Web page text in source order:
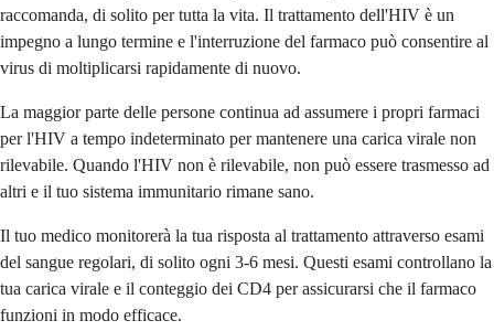
raccomanda, di solito per tutta la vita. Il trattamento dell'HIV è un
impegno a lungo termine e l'interruzione del farmaco può consentire al
virus di moltiplicarsi rapidamente di nuovo.
La maggior parte delle persone continua ad assumere i propri farmaci
per l'HIV a tempo indeterminato per mantenere una carica virale non
rilevabile. Quando l'HIV non è rilevabile, non può essere trasmesso ad
altri e il tuo sistema immunitario rimane sano.
Il tuo medico monitorerà la tua risposta al trattamento attraverso esami
del sangue regolari, di solito ogni 3-6 mesi. Questi esami controllano la
tua carica virale e il conteggio dei CD4 per assicurarsi che il farmaco
funzioni in modo efficace.